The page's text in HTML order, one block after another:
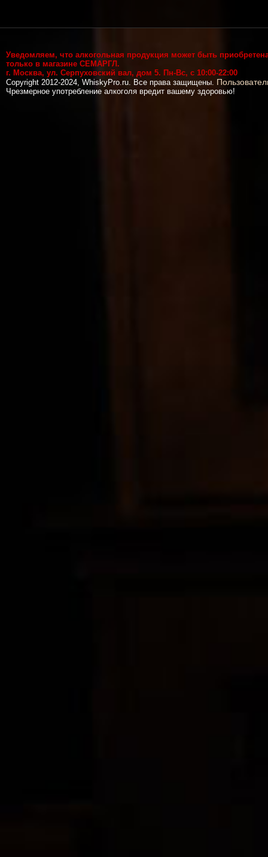
Уведомляем, что алкогольная продукция может быть
только в магазине СЕМАРГЛ.
г. Москва, ул. Серпуховский вал, дом 5. Пн-Вс, с 10:00-22:00
Copyright 2012-2024, WhiskyPro.ru. Все права защищены.
Чрезмерное употребление алкоголя вредит вашему здоровью!